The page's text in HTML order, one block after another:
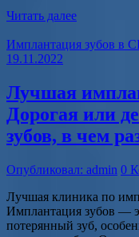
Читать далее
Имплантация зубов в
19.11.2022
Лучшая
Дорогая или
зубов, в чем
Опубликовал: admin 0
Лучшая клиника по
Имплантация зубов —
потерянный зуб,